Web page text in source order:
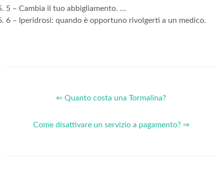
5 – Cambia il tuo abbigliamento. ...
6 – Iperidrosi: quando è opportuno rivolgerti a un medico.
⇐ Quanto costa una Tormalina?
Come disattivare un servizio a pagamento? ⇒